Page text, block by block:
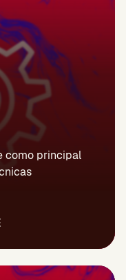
como principal